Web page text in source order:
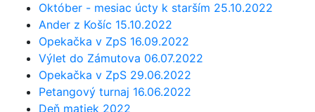
Október - mesiac úcty k starším 25.10.2022
Ander z Košíc 15.10.2022
Opekačka v ZpS 16.09.2022
Výlet do Zámutova 06.07.2022
Opekačka v ZpS 29.06.2022
Petangový turnaj 16.06.2022
Deň matiek 2022